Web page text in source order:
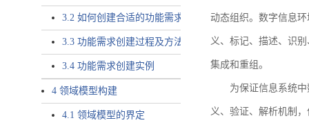
3.2 如何创建合适的功能需求
3.3 功能需求创建过程及方法
3.4 功能需求创建实例
4 领域模型构建
4.1 领域模型的界定
动态组织。数字信息
义、标记、描述、识
集成和重组。
为保证信息系统
义、验证、解析机制